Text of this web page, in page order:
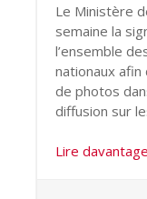
Le Ministère
semaine la
l’ensemble
nationaux afin
de photos
diffusion sur
Lire